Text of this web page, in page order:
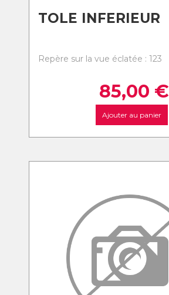
TOLE INFERIEUR
Repère sur la vue éclatée : 123
85,00 €
Ajouter au panier